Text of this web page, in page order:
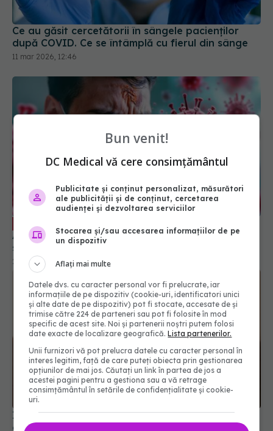
Ce au găsit cercetătorii în sângele pacienților
după COVID. Ce se întâmplă cu fierul din sânge
11 mar 2026, 12:46
EXCLUSIV
Aysel Florescu: Vom avea de două ori pe an. În
sezonul rece, concomitent cu gripa
29 aug 2024, 19:13
Infecția cu COVID în sarcină, legată de risc dublu
de autism la bebeluși
Bun venit!
DC Medical vă cere consimțământul
Publicitate și conținut personalizat, măsurători
ale publicității și de conținut, cercetarea
audienței și dezvoltarea serviciilor
Stocarea și/sau accesarea informațiilor de pe
un dispozitiv
Aflați mai multe
Datele dvs. cu caracter personal vor fi prelucrate, iar
informațiile de pe dispozitiv (cookie-uri, identificatori unici
și alte date de pe dispozitiv) pot fi stocate, accesate de și
trimise către 224 de parteneri sau pot fi folosite în mod
specific de acest site. Noi și partenerii noștri putem folosi
date exacte de localizare geografică.Lista partenerilor.
Unii furnizori vă pot prelucra datele cu caracter personal în
interes legitim, față de care puteți obiecta prin gestionarea
opțiunilor de mai jos. Căutați un link în partea de jos a
acestei pagini pentru a gestiona sau a vă retrage
consimțământul în setările de confidențialitate și cookie-
uri.